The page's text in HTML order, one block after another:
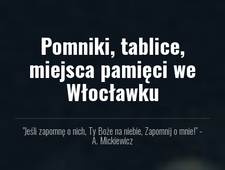
Pomniki, tablice,
miejsca pamięci we
Włocławku
"Jeśli zapomnę o nich, Ty Boże na niebie, Zapomnij o mnie!" -
A. Mickiewicz